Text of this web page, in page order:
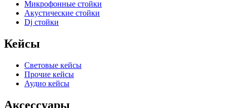
Микрофонные стойки
Акустические стойки
Dj стойки
Кейсы
Световые кейсы
Прочие кейсы
Аудио кейсы
Аксессуары